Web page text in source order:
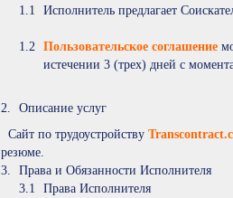
Исполнитель предлагает
Пользовательское соглашение
истечении 3 (трех) дней с
Описание услуг
Сайт по трудоустройству
резюме.
Права и Обязанности Исполнителя
Права Исполнителя